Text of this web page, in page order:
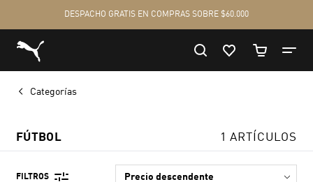
Categorías
FÚTBOL 1 ARTÍCULOS
FILTROS